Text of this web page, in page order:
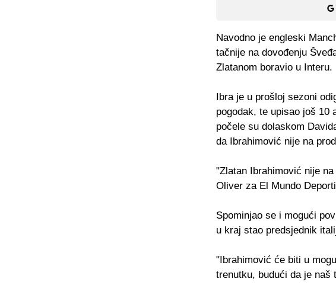
Navodno je engleski
tačnije na dovođenju
Zlatanom boravio u Interu.
Ibra je u prošloj sezoni
pogodak, te upisao još 10
počele su dolaskom
da Ibrahimović nije na
"Zlatan Ibrahimović nije
Oliver za El Mundo
Spominjao se i mogući
u kraj stao predsjednik
"Ibrahimović će biti u
trenutku, budući da je